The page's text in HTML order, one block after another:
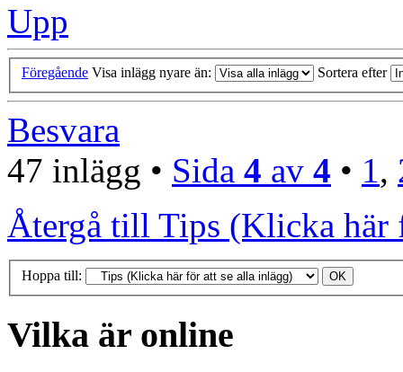
Upp
Föregående Visa inlägg nyare än: Sortera efter
Besvara
47 inlägg • Sida 4 av 4 • 1,
Återgå till Tips (Klicka här
Hoppa till:
Vilka är online